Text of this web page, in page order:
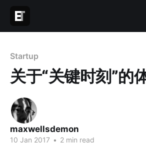
Startup
关于“关键时刻”的
maxwellsdemon
10 Jan 2017 • 2 min read